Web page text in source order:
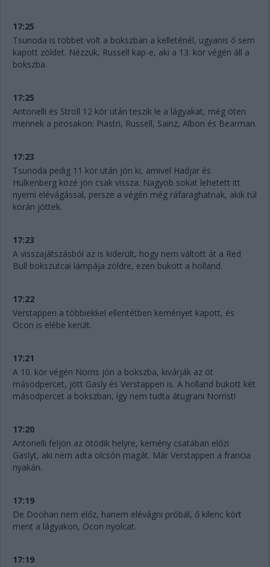
17:25
Tsunoda is többet volt a bokszban a kelleténél, ugyanis ő sem
kapott zöldet. Nézzük, Russell kap-e, aki a 13. kör végén áll a
bokszba.
17:25
Antonelli és Stroll 12 kör után teszik le a lágyakat, még öten
mennek a pirosakon: Piastri, Russell, Sainz, Albon és Bearman.
17:23
Tsunoda pedig 11 kör után jön ki, amivel Hadjar és
Hülkenberg közé jön csak vissza. Nagyob sokat lehetett itt
nyerni elévágással, persze a végén még ráfaraghatnak, akik túl
korán jöttek.
17:23
A visszajátszásból az is kiderült, hogy nem váltott át a Red
Bull bokszutcai lámpája zöldre, ezen bukott a holland.
17:22
Verstappen a többiekkel ellentétben keményet kapott, és
Ocon is elébe került.
17:21
A 10. kör végén Norris jön a bokszba, kivárják az öt
másodpercet, jött Gasly és Verstappen is. A holland bukott két
másodpercet a bokszban, így nem tudta átugrani Norrist!
17:20
Antonelli feljön az ötödik helyre, kemény csatában előzi
Gaslyt, aki nem adta olcsón magát. Már Verstappen a francia
nyakán.
17:19
De Doohan nem előz, hanem elévágni próbál, ő kilenc kört
ment a lágyakon, Ocon nyolcat.
17:19